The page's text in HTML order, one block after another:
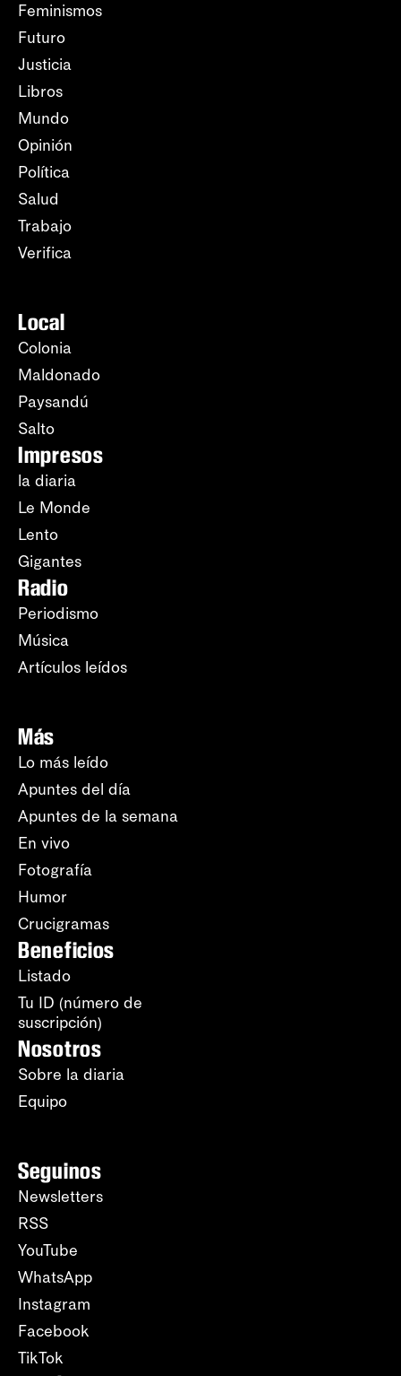
Feminismos
Futuro
Justicia
Libros
Mundo
Opinión
Política
Salud
Trabajo
Verifica
Local
Colonia
Maldonado
Paysandú
Salto
Impresos
la diaria
Le Monde
Lento
Gigantes
Radio
Periodismo
Música
Artículos leídos
Más
Lo más leído
Apuntes del día
Apuntes de la semana
En vivo
Fotografía
Humor
Crucigramas
Beneficios
Listado
Tu ID (número de
suscripción)
Nosotros
Sobre la diaria
Equipo
Seguinos
Newsletters
RSS
YouTube
WhatsApp
Instagram
Facebook
TikTok